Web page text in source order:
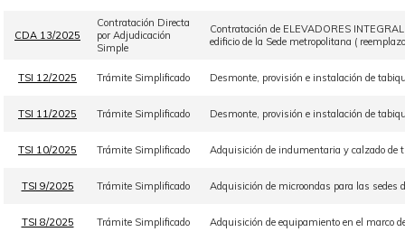
CDA 13/2025
Contratación Directa
por Adjudicación
Simple
Contratación de ELEVADORES
edificio de la Sede metropolitana (
TSI 12/2025 Trámite Simplificado Desmonte, provisión e instalación de
TSI 11/2025 Trámite Simplificado Desmonte, provisión e instalación de
TSI 10/2025 Trámite Simplificado Adquisición de indumentaria y calzado de
TSI 9/2025 Trámite Simplificado Adquisición de microondas para las sedes
TSI 8/2025 Trámite Simplificado Adquisición de equipamiento en el marco